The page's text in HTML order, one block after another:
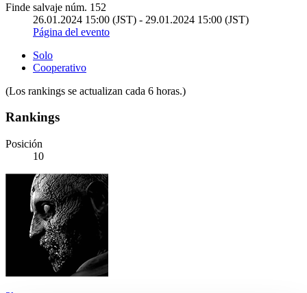
Finde salvaje núm. 152
26.01.2024 15:00 (JST) - 29.01.2024 15:00 (JST)
Página del evento
Solo
Cooperativo
(Los rankings se actualizan cada 6 horas.)
Rankings
Posición
10